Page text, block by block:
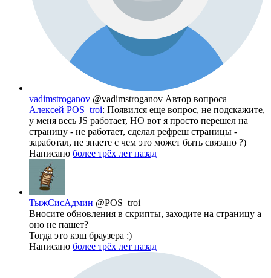
vadimstroganov @vadimstroganov Автор вопроса
Алексей POS_troi: Появился еще вопрос, не подскажите,
у меня весь JS работает, НО вот я просто перешел на
страницу - не работает, сделал рефреш страницы -
заработал, не знаете с чем это может быть связано ?)
Написано более трёх лет назад
ТыжСисАдмин @POS_troi
Вносите обновления в скрипты, заходите на страницу а
оно не пашет?
Тогда это кэш браузера :)
Написано более трёх лет назад